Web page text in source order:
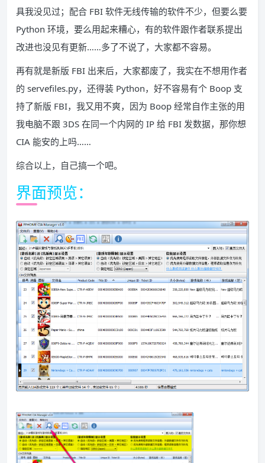
具我没见过；配合 FBI 软件无线传输的软件不少，但要么要
Python 环境，要么用起来糟心，有的软件跟作者联系提出
改进也没见有更新……多了不说了，大家都不容易。
再有就是新版 FBI 出来后，大家都废了，我实在不想用作者
的 servefiles.py，还得装 Python，好不容易有个 Boop 支
持了新版 FBI，我又用不爽，因为 Boop 经常自作主张的用
我电脑不跟 3DS 在同一个内网的 IP 给 FBI 发数据，那你想
CIA 能安的上吗……
综合以上，自己搞一个吧。
界面预览：